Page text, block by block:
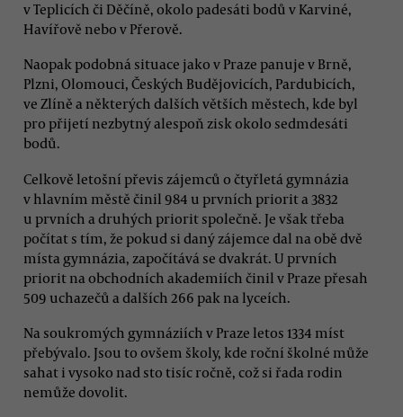
v Teplicích či Děčíně, okolo padesáti bodů v Karviné,
Havířově nebo v Přerově.
Naopak podobná situace jako v Praze panuje v Brně,
Plzni, Olomouci, Českých Budějovicích, Pardubicích,
ve Zlíně a některých dalších větších městech, kde byl
pro přijetí nezbytný alespoň zisk okolo sedmdesáti
bodů.
Celkově letošní převis zájemců o čtyřletá gymnázia
v hlavním městě činil 984 u prvních priorit a 3832
u prvních a druhých priorit společně. Je však třeba
počítat s tím, že pokud si daný zájemce dal na obě dvě
místa gymnázia, započítává se dvakrát. U prvních
priorit na obchodních akademiích činil v Praze přesah
509 uchazečů a dalších 266 pak na lyceích.
Na soukromých gymnáziích v Praze letos 1334 míst
přebývalo. Jsou to ovšem školy, kde roční školné může
sahat i vysoko nad sto tisíc ročně, což si řada rodin
nemůže dovolit.